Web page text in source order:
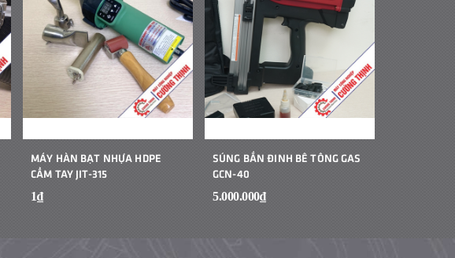
MÁY HÀN BẠT NHỰA HDPE
CẦM TAY JIT-315
1₫
SÚNG BẮN ĐINH BÊ TÔNG GAS
GCN-40
5.000.000₫